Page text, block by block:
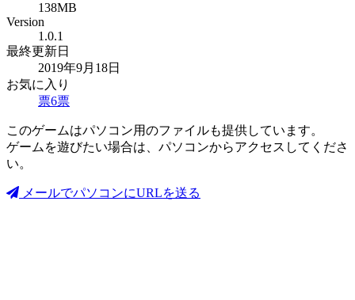
138MB
Version
1.0.1
最終更新日
2019年9月18日
お気に入り
票6票
このゲームはパソコン用のファイルも提供しています。
ゲームを遊びたい場合は、パソコンからアクセスしてくださ
い。
メールでパソコンにURLを送る